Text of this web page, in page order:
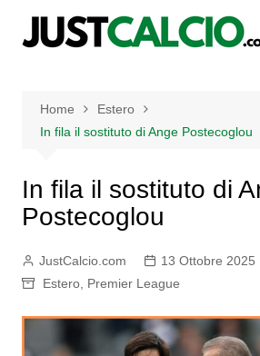
Home
Estero
In fila il sostituto di Ange Postecoglou
In fila il sostituto di
Postecoglou
JustCalcio.com
13 Ottobre 2025
Estero, Premier League